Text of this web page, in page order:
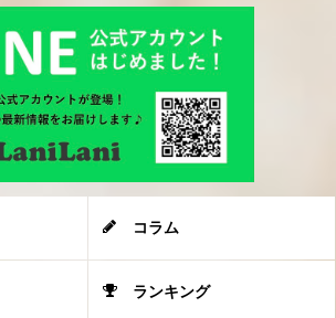
コラム
ランキング